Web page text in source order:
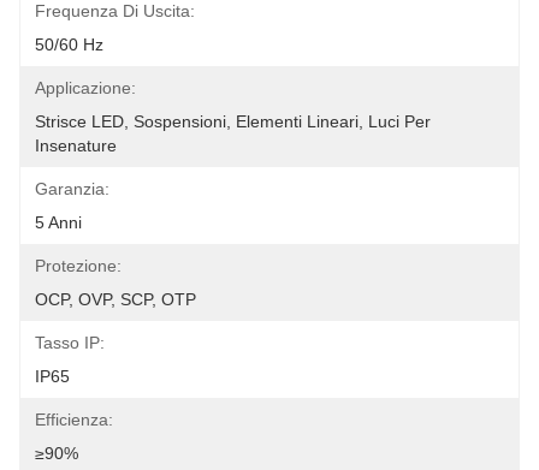
Frequenza Di Uscita:
50/60 Hz
Applicazione:
Strisce LED, Sospensioni, Elementi Lineari, Luci Per
Insenature
Garanzia:
5 Anni
Protezione:
OCP, OVP, SCP, OTP
Tasso IP:
IP65
Efficienza:
≥90%